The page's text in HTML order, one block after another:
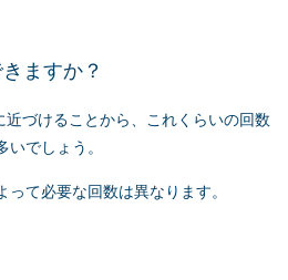
ますか？
づけることから、これくらいの回数
でしょう。
て必要な回数は異なります。